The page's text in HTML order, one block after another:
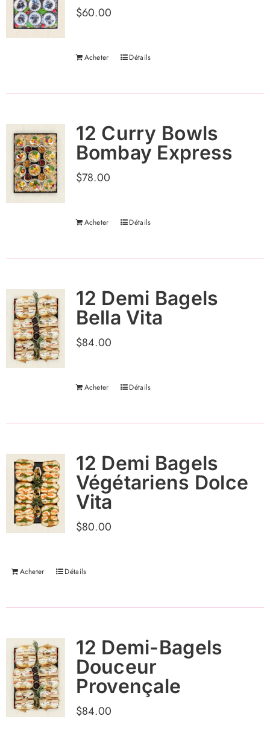
$60.00
Acheter Détails
12 Curry Bowls
Bombay Express
$78.00
Acheter Détails
12 Demi Bagels
Bella Vita
$84.00
Acheter Détails
12 Demi Bagels
Végétariens Dolce
Vita
$80.00
Acheter Détails
12 Demi-Bagels
Douceur
Provençale
$84.00